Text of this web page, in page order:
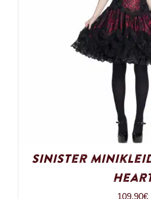
Sinister
109,90€